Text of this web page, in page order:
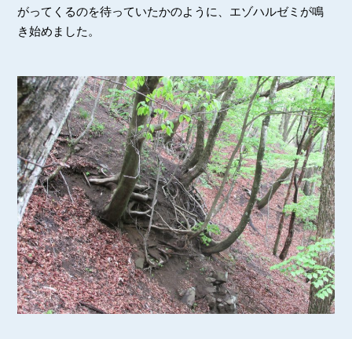
がってくるのを待っていたかのように、エゾハルゼミが鳴
き始めました。